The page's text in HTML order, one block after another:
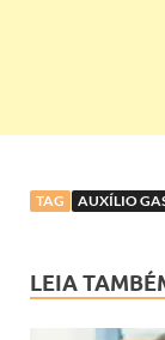
TAG AUXÍLIO
LEIA